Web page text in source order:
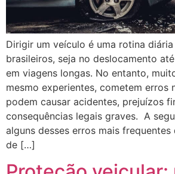
Dirigir um veículo é uma rotina
brasileiros, seja no deslocamento
em viagens longas. No entanto,
mesmo experientes, cometem erros
podem causar acidentes, prejuízos
consequências legais graves. A
alguns desses erros mais frequentes
de […]